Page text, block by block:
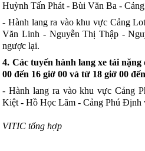
Huỳnh Tấn Phát - Bùi Văn Ba -
- Hành lang ra vào khu vực Cảng
Văn Linh - Nguyễn Thị Thập -
ngược lại.
4. Các tuyến hành lang xe tải
00 đến 16 giờ 00 và từ 18 giờ 00
- Hành lang ra vào khu vực Cảng
Kiệt - Hồ Học Lãm - Cảng Phú Định
VITIC tổng hợp